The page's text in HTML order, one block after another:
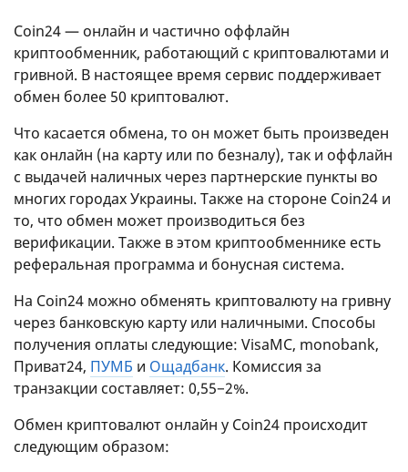
Coin24 — онлайн и частично оффлайн
криптообменник, работающий с криптовалютами и
гривной. В настоящее время сервис поддерживает
обмен более 50 криптовалют.
Что касается обмена, то он может быть произведен
как онлайн (на карту или по безналу), так и оффлайн
с выдачей наличных через партнерские пункты во
многих городах Украины. Также на стороне Coin24 и
то, что обмен может производиться без
верификации. Также в этом криптообменнике есть
реферальная программа и бонусная система.
На Coin24 можно обменять криптовалюту на гривну
через банковскую карту или наличными. Способы
получения оплаты следующие: VisaMC, monobank,
Приват24, ПУМБ и Ощадбанк. Комиссия за
транзакции составляет: 0,55−2%.
Обмен криптовалют онлайн у Coin24 происходит
следующим образом: